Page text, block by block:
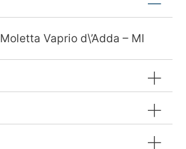
Vaprio d\’Adda – MI